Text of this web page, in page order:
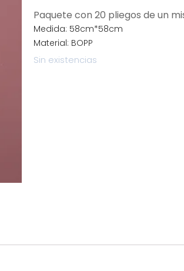
Paquete con 20 pliegos de un
Medida: 58cm*58cm
Material: BOPP
Sin existencias